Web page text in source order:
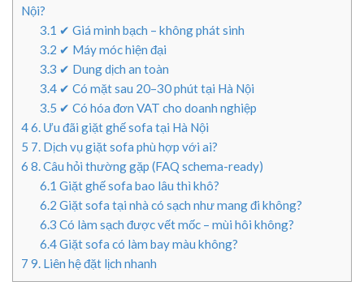
Nội?
3.1 ✔ Giá minh bạch – không phát sinh
3.2 ✔ Máy móc hiện đại
3.3 ✔ Dung dịch an toàn
3.4✔ Có mặt sau 20–30 phút tại Hà Nội
3.5 ✔ Có hóa đơn VAT cho doanh nghiệp
46. Ưu đãi giặt ghế sofa tại Hà Nội
5 7. Dịch vụ giặt sofa phù hợp với ai?
6 8. Câu hỏi thường gặp (FAQ schema-ready)
6.1 Giặt ghế sofa bao lâu thì khô?
6.2 Giặt sofa tại nhà có sạch như mang đi không?
6.3 Có làm sạch được vết mốc – mùi hôi không?
6.4Giặt sofa có làm bay màu không?
7 9. Liên hệ đặt lịch nhanh